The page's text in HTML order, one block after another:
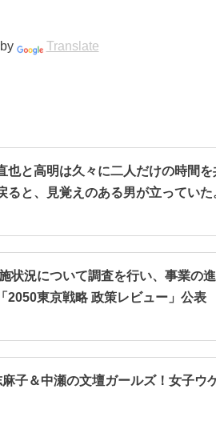
Translate
也と高明は久々に二人だけの時間
ると、見覚えのある男が立っていた
だ―
状況について調査を行い、事業の
2050東京戦略 政策レビュー」公表
麻子＆中瀬の文壇ガールズ！女子ウ